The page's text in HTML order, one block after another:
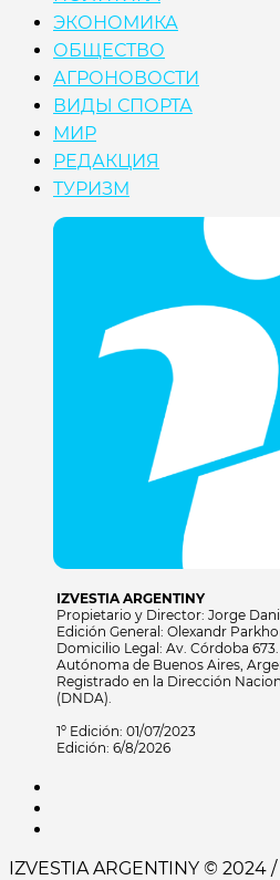
ЭКОНОМИКА
ОБЩЕСТВО
АГРОНОВОСТИ
ВИДЫ СПОРТА
МИР
РЕДАКЦИЯ
ТУРИЗМ
IZVESTIA ARGENTINY
Propietario y Director: Jorge
Edición General: Olexandr
Domicilio Legal: Av. Córdoba 673.
Autónoma de Buenos Aires,
Registrado en la Dirección
(DNDA).
1º Edición: 01/07/2023
Edición: 6/8/2026
IZVESTIA ARGENTINY ©